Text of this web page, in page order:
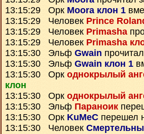
13:15:29 Орк Moora клон 1
13:15:29 Человек Prince
13:15:29 Человек Primasha
13:15:29 Человек Primasha
13:15:30 Эльф Gwain
13:15:30 Эльф Gwain клон 1
13:15:30 Орк однокрылый
клон
13:15:30 Орк однокрылый
13:15:30 Эльф Параноик
13:15:30 Орк KuMeC перешел
13:15:30 Человек